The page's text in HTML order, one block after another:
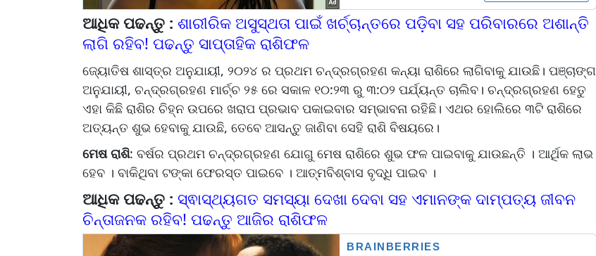
ଆଧିକ ପଢନ୍ତୁ : ଶାରୀରିକ ଅସୁସ୍ଥତା ପାଇଁ ଖର୍ଚ୍ଚାନ୍ତରେ ପଡ଼ିବା ସହ ପରିବାରରେ ଅଶାନ୍ତି
ଲାଗି ରହିବ! ପଢନ୍ତୁ ସାପ୍ତାହିକ ରାଶିଫଳ
ଜ୍ୟୋତିଷ ଶାସ୍ତ୍ର ଅନୁଯାୟୀ, ୨୦୨୪ ର ପ୍ରଥମ ଚନ୍ଦ୍ରଗ୍ରହଣ କନ୍ୟା ରାଶିରେ ଲାଗିବାକୁ ଯାଉଛି। ପଞ୍ଚାଙ୍ଗ
ଅନୁଯାୟୀ, ଚନ୍ଦ୍ରଗ୍ରହଣ ମାର୍ଚ୍ଚ ୨୫ ରେ ସକାଳ ୧୦:୨୩ ରୁ ୩:୦୨ ପର୍ଯ୍ୟନ୍ତ ଚାଲିବ। ଚନ୍ଦ୍ରଗ୍ରହଣ ହେତୁ
ଏହା କିଛି ରାଶିର ଚିହ୍ନ ଉପରେ ଖରାପ ପ୍ରଭାବ ପକାଇବାର ସମ୍ଭାବନା ରହିଛି। ଏଥର ହୋଲିରେ ୩ଟି ରାଶିରେ
ଅତ୍ୟନ୍ତ ଶୁଭ ହେବାକୁ ଯାଉଛି, ତେବେ ଆସନ୍ତୁ ଜାଣିବା ସେହି ରାଶି ବିଷୟରେ।
ମେଷ ରାଶି: ବର୍ଷର ପ୍ରଥମ ଚନ୍ଦ୍ରଗ୍ରହଣ ଯୋଗୁ ମେଷ ରାଶିରେ ଶୁଭ ଫଳ ପାଇବାକୁ ଯାଉଛନ୍ତି । ଆର୍ଥିକ ଲାଭ
ହେବ । ବାକିଥିବା ଟଙ୍କା ଫେରସ୍ତ ପାଇବେ । ଆତ୍ମବିଶ୍ବାସ ବୃଦ୍ଧି ପାଇବ ।
ଆଧିକ ପଢନ୍ତୁ : ସ୍ଵାସ୍ଥ୍ୟଗତ ସମସ୍ୟା ଦେଖା ଦେବା ସହ ଏମାନଙ୍କ ଦାମ୍ପତ୍ୟ ଜୀବନ
ଚିନ୍ତାଜନକ ରହିବ! ପଢନ୍ତୁ ଆଜିର ରାଶିଫଳ